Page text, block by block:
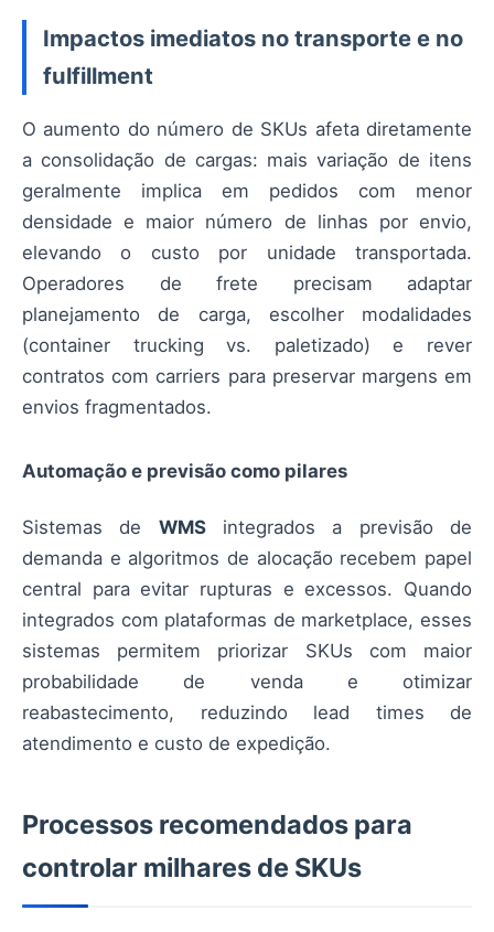
Impactos imediatos no transporte e no
fulfillment
O aumento do número de SKUs afeta diretamente
a consolidação de cargas: mais variação de itens
geralmente implica em pedidos com menor
densidade e maior número de linhas por envio,
elevando o custo por unidade transportada.
Operadores de frete precisam adaptar
planejamento de carga, escolher modalidades
(container trucking vs. paletizado) e rever
contratos com carriers para preservar margens em
envios fragmentados.
Automação e previsão como pilares
Sistemas de WMSintegrados a previsão de
demanda e algoritmos de alocação recebem papel
central para evitar rupturas e excessos. Quando
integrados com plataformas de marketplace, esses
sistemas permitem priorizar SKUs com maior
probabilidade de venda e otimizar
reabastecimento, reduzindo lead times de
atendimento e custo de expedição.
Processos recomendados para
controlar milhares de SKUs